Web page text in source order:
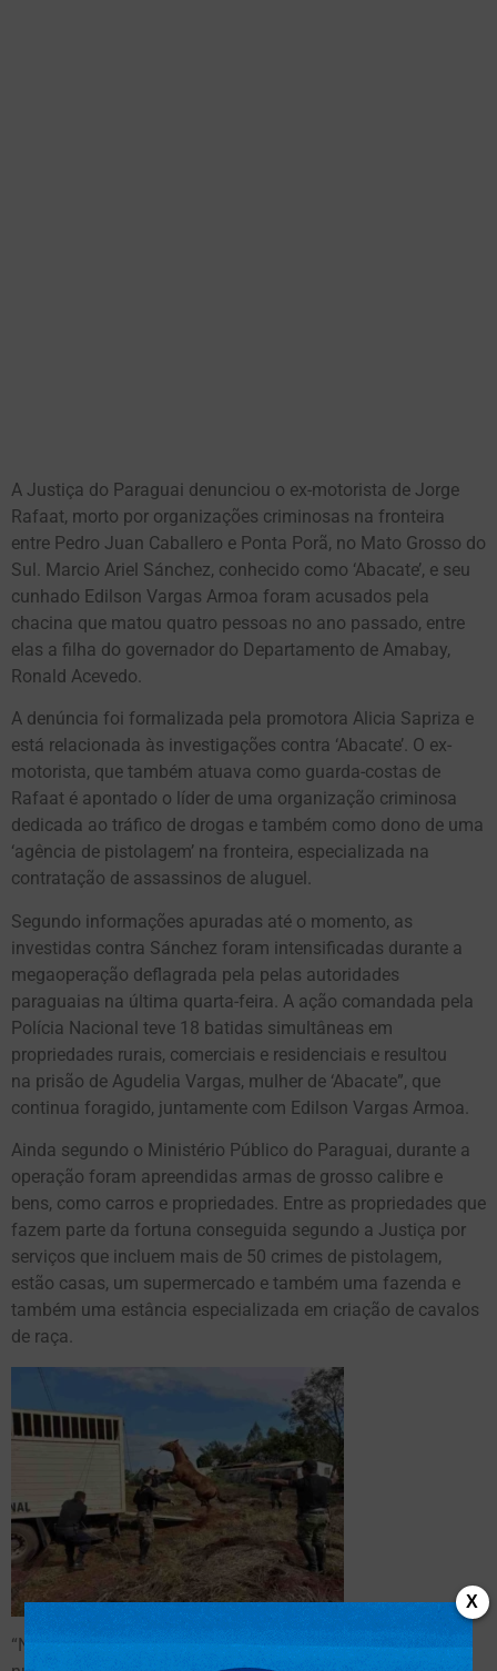
A Justiça do Paraguai denunciou o ex-motorista de Jorge
Rafaat, morto por organizações criminosas na fronteira
entre Pedro Juan Caballero e Ponta Porã, no Mato Grosso do
Sul. Marcio Ariel Sánchez, conhecido como ‘Abacate’, e seu
cunhado Edilson Vargas Armoa foram acusados pela
chacina que matou quatro pessoas no ano passado, entre
elas a filha do governador do Departamento de Amabay,
Ronald Acevedo.
A denúncia foi formalizada pela promotora Alicia Sapriza e
está relacionada às investigações contra ‘Abacate’. O ex-
motorista, que também atuava como guarda-costas de
Rafaat é apontado o líder de uma organização criminosa
dedicada ao tráfico de drogas e também como dono de uma
‘agência de pistolagem’ na fronteira, especializada na
contratação de assassinos de aluguel.
Segundo informações apuradas até o momento, as
investidas contra Sánchez foram intensificadas durante a
megaoperação deflagrada pela pelas autoridades
paraguaias na última quarta-feira. A ação comandada pela
Polícia Nacional teve 18 batidas simultâneas em
propriedades rurais, comerciais e residenciais e resultou
na prisão de Agudelia Vargas, mulher de ‘Abacate”, que
continua foragido, juntamente com Edilson Vargas Armoa.
Ainda segundo o Ministério Público do Paraguai, durante a
operação foram apreendidas armas de grosso calibre e
bens, como carros e propriedades. Entre as propriedades que
fazem parte da fortuna conseguida segundo a Justiça por
serviços que incluem mais de 50 crimes de pistolagem,
estão casas, um supermercado e também uma fazenda e
também uma estância especializada em criação de cavalos
de raça.
“Nessa operação apreendemos uma fazenda com um
X